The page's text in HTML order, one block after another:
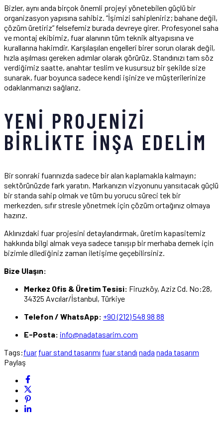
Bizler, aynı anda birçok önemli projeyi yönetebilen güçlü bir
organizasyon yapısına sahibiz. “İşimizi sahipleniriz; bahane değil,
çözüm üretiriz” felsefemiz burada devreye girer. Profesyonel saha
ve montaj ekibimiz, fuar alanının tüm teknik altyapısına ve
kurallarına hakimdir. Karşılaşılan engelleri birer sorun olarak değil,
hızla aşılması gereken adımlar olarak görürüz. Standınızı tam söz
verdiğimiz saatte, anahtar teslim ve kusursuz bir şekilde size
sunarak, fuar boyunca sadece kendi işinize ve müşterilerinize
odaklanmanızı sağlarız.
YENI PROJENIZI
BIRLIKTE İNŞA EDELIM
Bir sonraki fuarınızda sadece bir alan kaplamakla kalmayın;
sektörünüzde fark yaratın. Markanızın vizyonunu yansıtacak güçlü
bir standa sahip olmak ve tüm bu yorucu süreci tek bir
merkezden, sıfır stresle yönetmek için çözüm ortağınız olmaya
hazırız.
Aklınızdaki fuar projesini detaylandırmak, üretim kapasitemiz
hakkında bilgi almak veya sadece tanışıp bir merhaba demek için
bizimle dilediğiniz zaman iletişime geçebilirsiniz.
Bize Ulaşın:
Merkez Ofis & Üretim Tesisi: Firuzköy, Aziz Cd. No:28,
34325 Avcılar/İstanbul, Türkiye
Telefon / WhatsApp: +90 (212) 548 98 88
E-Posta: info@nadatasarim.com
Tags:fuar fuar stand tasarımı fuar standı nada nada tasarım
Paylaş